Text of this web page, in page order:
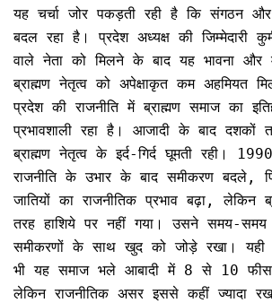
यह चर्चा जोर पकड़ती रही है कि संगठन
बदल रहा है। प्रदेश अध्यक्ष की जिम्मेदारी
वाले नेता को मिलने के बाद यह भावना और
ब्राह्मण नेतृत्व को अपेक्षाकृत कम अहमियत
प्रदेश की राजनीति में ब्राह्मण समाज का
प्रभावशाली रहा है। आजादी के बाद दशकों
ब्राह्मण नेतृत्व के इर्द-गिर्द घूमती रही।
राजनीति के उभार के बाद समीकरण बदले,
जातियों का राजनीतिक प्रभाव बढ़ा, लेकिन
तरह हाशिये पर नहीं गया। उसने समय-समय
समीकरणों के साथ खुद को जोड़े रखा।
भी यह समाज भले आबादी में 8 से 10
लेकिन राजनीतिक असर इससे कहीं ज्यादा